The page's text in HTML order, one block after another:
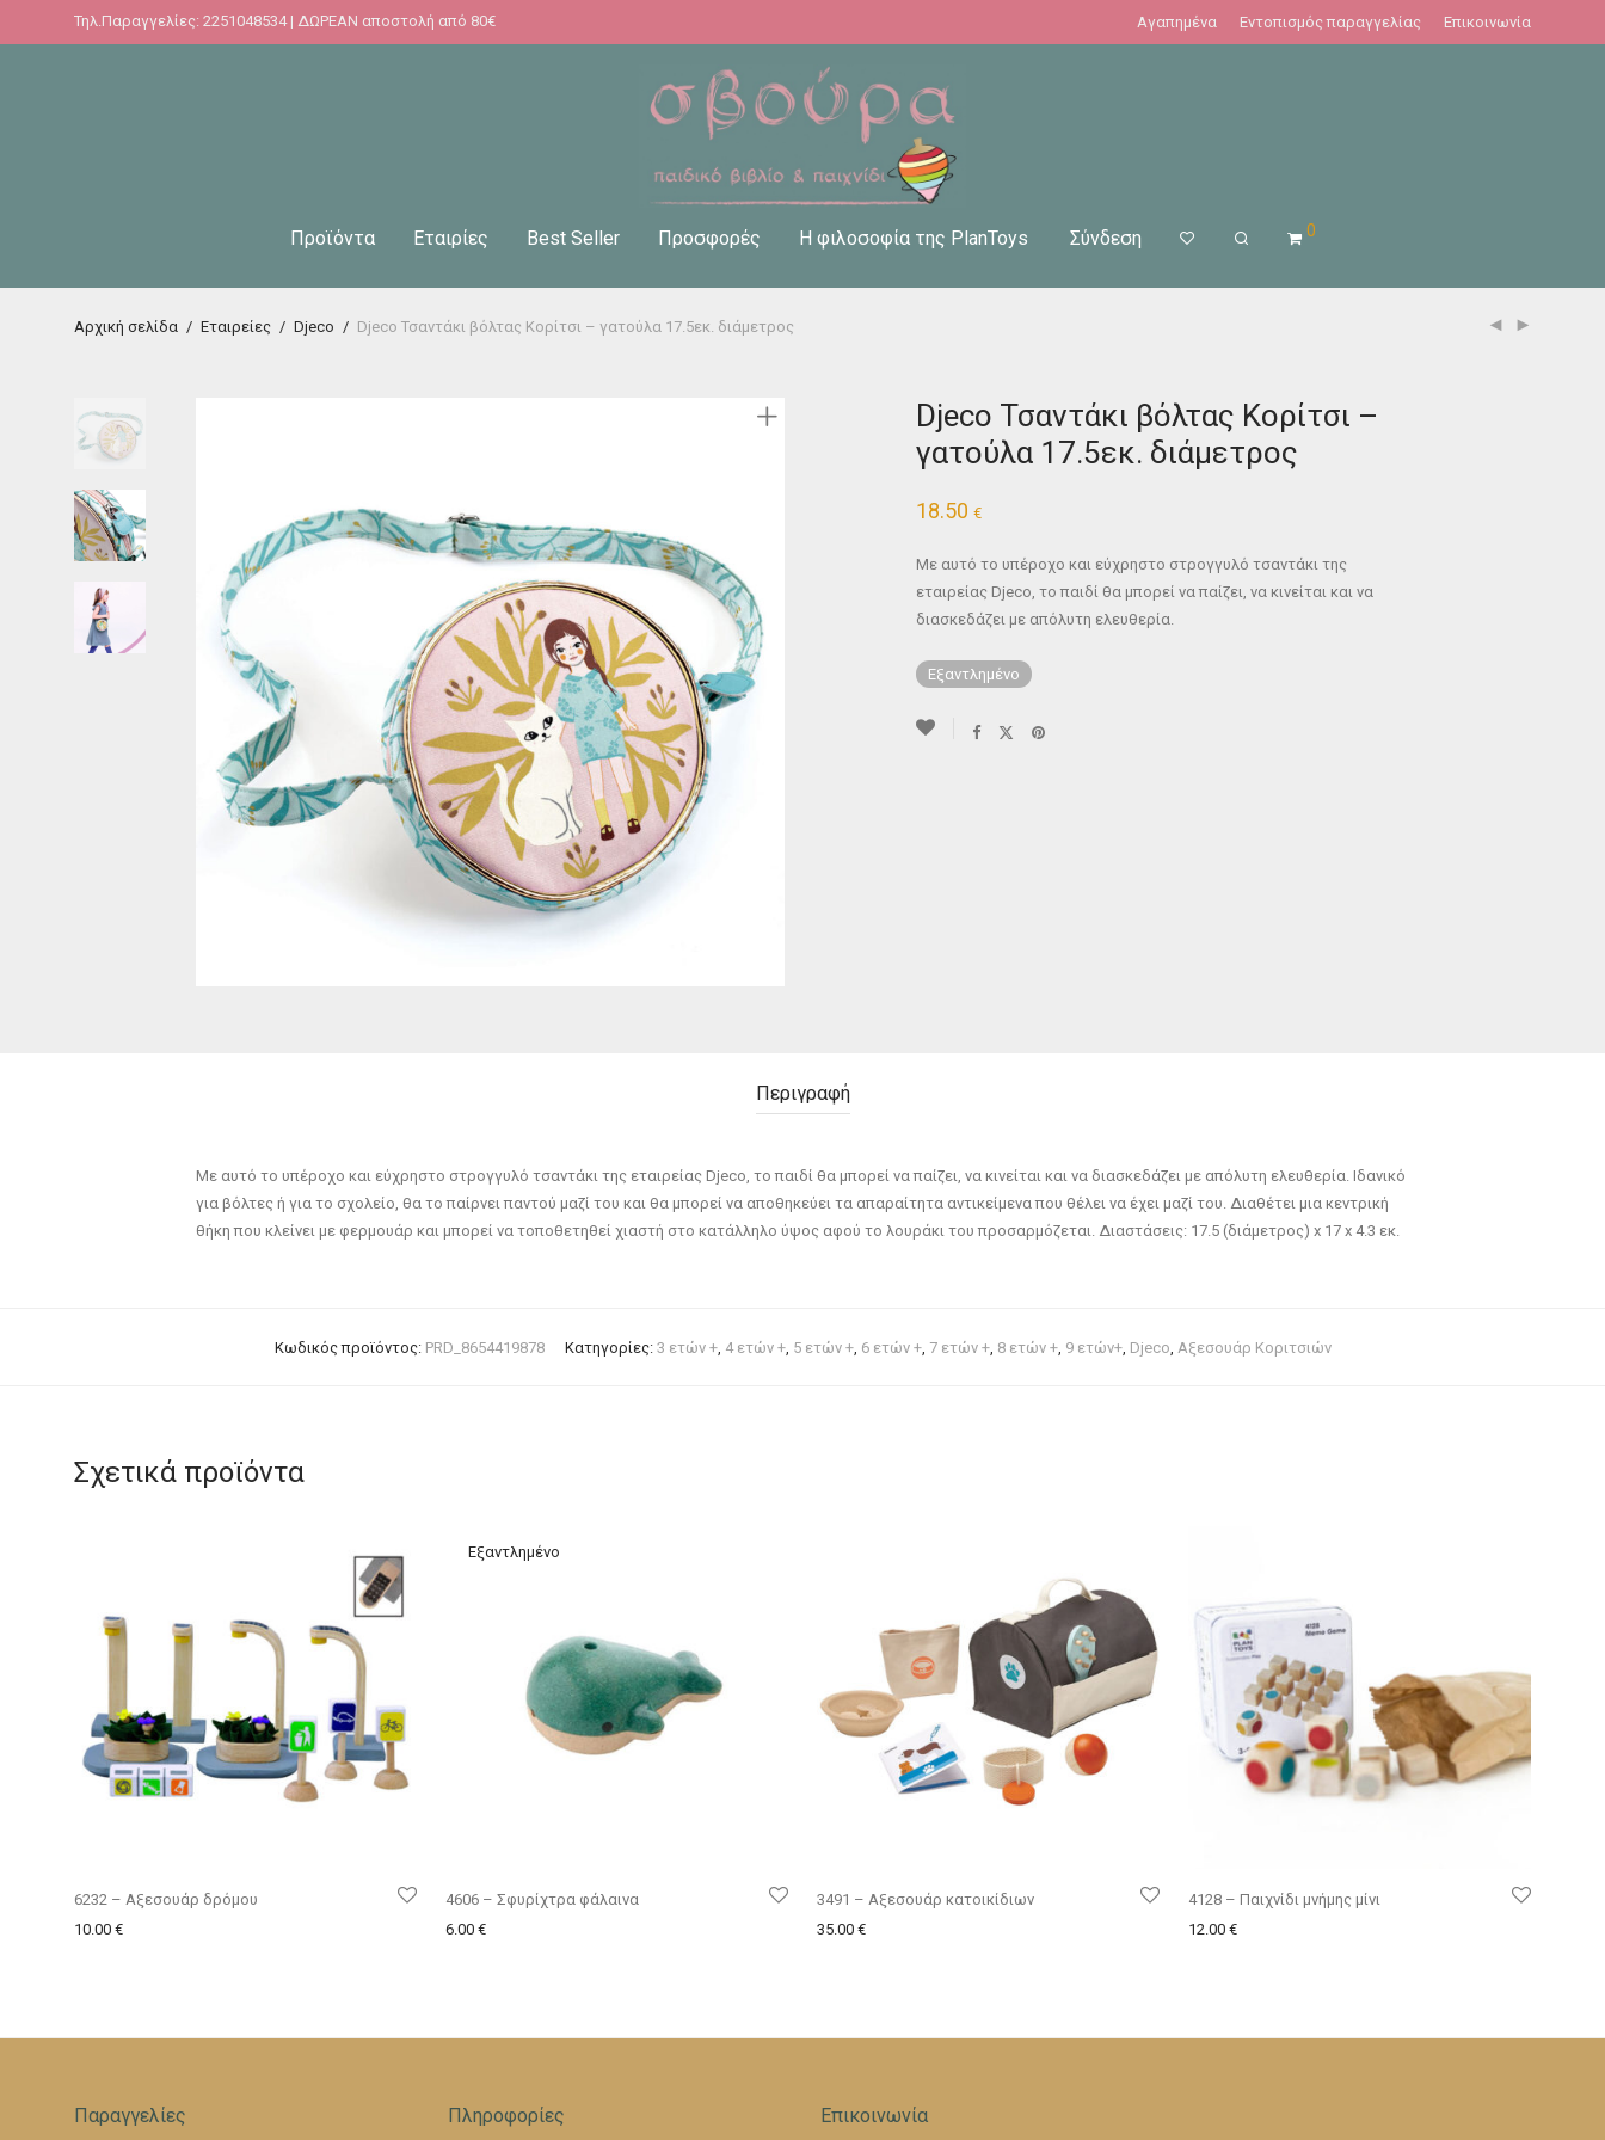
Τηλ.Παραγγελίες: 2251048534 | ΔΩΡΕΑΝ αποστολή από 80€ Αγαπημένα Εντοπισμός παραγγελίας Επικοινωνία
Προϊόντα Εταιρίες Best Seller Προσφορές Η φιλοσοφία της PlanToys Σύνδεση 0
Αρχική σελίδα / Εταιρείες / Djeco / Djeco Τσαντάκι βόλτας Κορίτσι – γατούλα 17.5εκ. διάμετρος
Djeco Τσαντάκι βόλτας Κορίτσι –
γατούλα 17.5εκ. διάμετρος
18.50 €
Με αυτό το υπέροχο και εύχρηστο στρογγυλό τσαντάκι της
εταιρείας Djeco, το παιδί θα μπορεί να παίζει, να κινείται και να
διασκεδάζει με απόλυτη ελευθερία.
Εξαντλημένο
Περιγραφή
Με αυτό το υπέροχο και εύχρηστο στρογγυλό τσαντάκι της εταιρείας Djeco, το παιδί θα μπορεί να παίζει, να κινείται και να διασκεδάζει με απόλυτη ελευθερία. Ιδανικό
για βόλτες ή για το σχολείο, θα το παίρνει παντού μαζί του και θα μπορεί να αποθηκεύει τα απαραίτητα αντικείμενα που θέλει να έχει μαζί του. Διαθέτει μια κεντρική
θήκη που κλείνει με φερμουάρ και μπορεί να τοποθετηθεί χιαστή στο κατάλληλο ύψος αφού το λουράκι του προσαρμόζεται. Διαστάσεις: 17.5 (διάμετρος) x 17 x 4.3 εκ.
Κωδικός προϊόντος: PRD_8654419878 Κατηγορίες: 3 ετών +, 4 ετών +, 5 ετών +, 6 ετών +, 7 ετών +, 8 ετών +, 9 ετών+, Djeco, Αξεσουάρ Κοριτσιών
Σχετικά προϊόντα
6232 – Αξεσουάρ δρόμου
10.00 €
4606 – Σφυρίχτρα φάλαινα
6.00 €
3491 – Αξεσουάρ κατοικίδιων
35.00 €
4128 – Παιχνίδι μνήμης μίνι
12.00 €
Παραγγελίες Πληροφορίες Επικοινωνία